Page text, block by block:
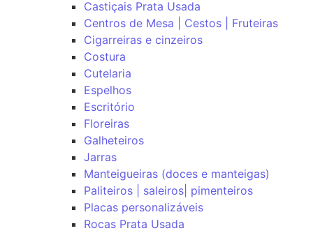
Castiçais Prata Usada
Centros de Mesa | Cestos | Fruteiras
Cigarreiras e cinzeiros
Costura
Cutelaria
Espelhos
Escritório
Floreiras
Galheteiros
Jarras
Manteigueiras (doces e manteigas)
Paliteiros | saleiros| pimenteiros
Placas personalizáveis
Rocas Prata Usada